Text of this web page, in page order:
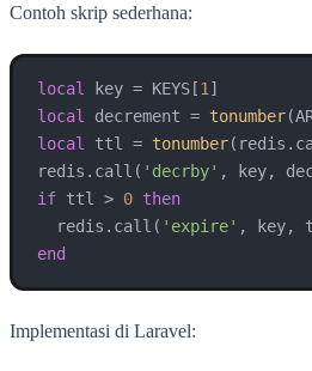
Contoh skrip sederhana:
local key = KEYS[1
local decrement = tonumber
local ttl = tonumber
redis.call( 'decrby'
if ttl > 0 then
  redis.call(
'expire'
end
Implementasi di Laravel: